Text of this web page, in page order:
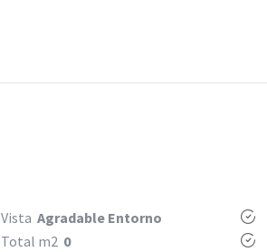
VistaAgradable Entorno
Total m2 0